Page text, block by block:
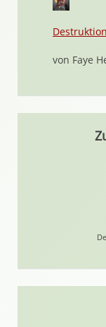
Destruktion
von Faye